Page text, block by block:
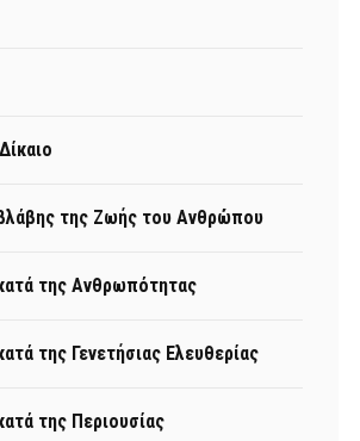
της Ζωής του Ανθρώπου
της Ανθρωπότητας
της Γενετήσιας Ελευθερίας
της Περιουσίας